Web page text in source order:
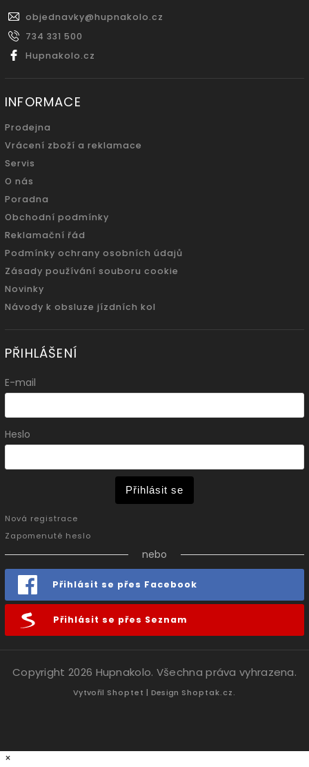
objednavky@hupnakolo.cz
734 331 500
Hupnakolo.cz
INFORMACE
Prodejna
Vrácení zboží a reklamace
Servis
O nás
Poradna
Obchodní podmínky
Reklamační řád
Podmínky ochrany osobních údajů
Zásady používání souboru cookie
Novinky
Návody k obsluze jízdních kol
PŘIHLÁŠENÍ
E-mail
Heslo
Přihlásit se
Nová registrace
Zapomenuté heslo
nebo
Přihlásit se přes Facebook
Přihlásit se přes Seznam
Copyright 2026 Hupnakolo. Všechna práva vyhrazena.
Vytvořil Shoptet | Design Shoptak.cz.
×